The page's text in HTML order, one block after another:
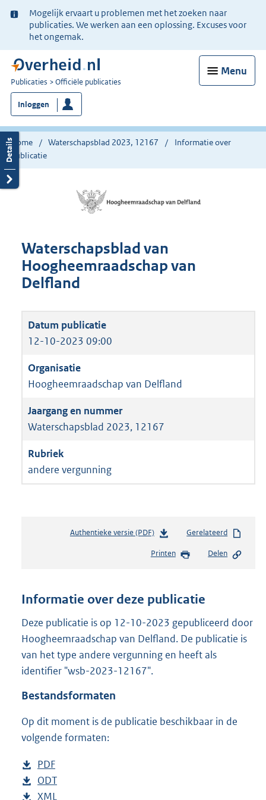
Ter
informatie:
Mogelijk ervaart u problemen met het zoeken naar
publicaties. We werken aan een oplossing. Excuses voor
het ongemak.
Menu
U
bent
nu
hier:
Publicaties Officiële publicaties
Inloggen
Home Waterschapsblad 2023, 12167
Informatie over
publicatie
Waterschapsblad van
Hoogheemraadschap van
Delfland
12-10-2023 09:00
Hoogheemraadschap van Delfland
Waterschapsblad 2023, 12167
andere vergunning
Authentieke versie (PDF)b
s
n
s
g
r
o
:
Gerelateerd
Printen Delen
Informatie over deze publicatie
Deze publicatie is op 12-10-2023 gepubliceerd door
Hoogheemraadschap van Delfland. De publicatie is
van het type andere vergunning en heeft als
identifier "wsb-2023-12167".
Bestandsformaten
Op dit moment is de publicatie beschikbaar in de
volgende formaten:
D
o
w
PDF
e
s
D
o
ODT
D
XML